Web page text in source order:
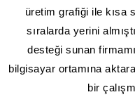
üretim grafiği ile kısa
sıralarda yerini
desteği sunan
bilgisayar ortamına
bir